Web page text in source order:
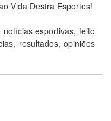
Vida Destra Esportes!
esportivas, feito
resultados, opiniões